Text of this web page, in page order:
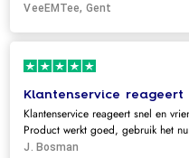
VeeEMTee, Gent
Klantenservice reageert
Klantenservice reageert snel en
Product werkt goed, gebruik het
J. Bosman